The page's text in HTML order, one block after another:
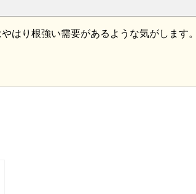
はり根強い需要があるような気がします。